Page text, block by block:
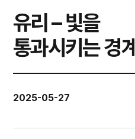
유리 – 빛을
통과시키는 경계
2025-05-27